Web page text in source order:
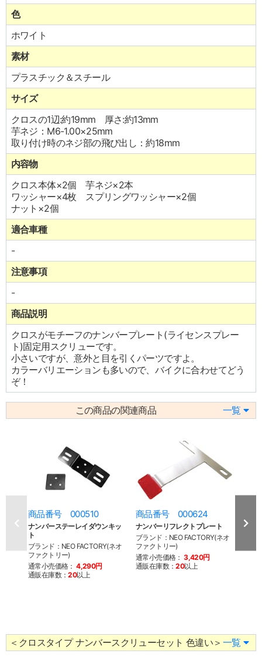
色
ホワイト
素材
プラスチック＆スチール
サイズ
クロスの1辺:約19mm 厚さ:約13mm
芋ネジ：M6-1.00×25mm
取り付け時のネジ部の飛び出し：約18mm
内容物
クロス本体×2個 芋ネジ×2本
ワッシャー×4枚 スプリングワッシャー×2個
ナット×2個
適合車種
-
注意事項
-
商品説明
クロスがモチーフのナンバープレート(ライセンスプレー
ト)固定用スクリューです。
小さいですが、意外と目を引くパーツですよ。
カラーバリエーションも多いので、バイクに合わせてどう
ぞ！
この商品の関連商品 一覧
商品番号 000510
ナンバーステーレイダウンキッ
ト
ブランド：NEO FACTORY(ネオ
ファクトリー)
通常小売価格： 4,290円
通販在庫数：20以上
商品番号 000624
ナンバーリフレクトプレート
ブランド：NEO FACTORY(ネオ
ファクトリー)
通常小売価格： 3,420円
通販在庫数：20以上
テー
＜クロスタイプ ナンバースクリューセット 色違い＞ 一覧